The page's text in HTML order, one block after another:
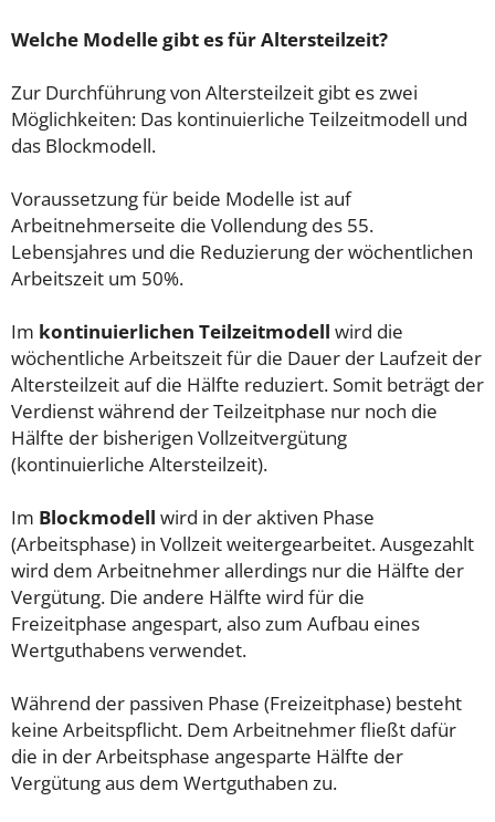
Welche Modelle gibt es für Altersteilzeit?
Zur Durchführung von Altersteilzeit gibt es zwei
Möglichkeiten: Das kontinuierliche Teilzeitmodell und
das Blockmodell.
Voraussetzung für beide Modelle ist auf
Arbeitnehmerseite die Vollendung des 55.
Lebensjahres und die Reduzierung der wöchentlichen
Arbeitszeit um 50%.
Im kontinuierlichen Teilzeitmodell wird die
wöchentliche Arbeitszeit für die Dauer der Laufzeit der
Altersteilzeit auf die Hälfte reduziert. Somit beträgt der
Verdienst während der Teilzeitphase nur noch die
Hälfte der bisherigen Vollzeitvergütung
(kontinuierliche Altersteilzeit).
Im Blockmodell wird in der aktiven Phase
(Arbeitsphase) in Vollzeit weitergearbeitet. Ausgezahlt
wird dem Arbeitnehmer allerdings nur die Hälfte der
Vergütung. Die andere Hälfte wird für die
Freizeitphase angespart, also zum Aufbau eines
Wertguthabens verwendet.
Während der passiven Phase (Freizeitphase) besteht
keine Arbeitspflicht. Dem Arbeitnehmer fließt dafür
die in der Arbeitsphase angesparte Hälfte der
Vergütung aus dem Wertguthaben zu.